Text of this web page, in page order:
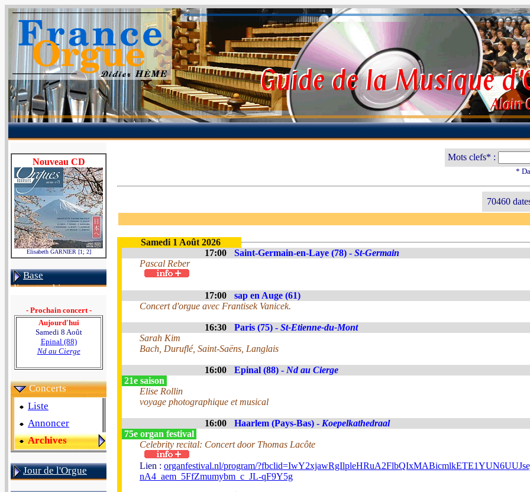
Nouveau CD
Elisabeth GARNIER [1; 2]
Base
discographique
- Prochain concert -
Aujourd'hui
Samedi 8 Août
Epinal (88)
Nd au Cierge
Concerts
Liste
Annoncer
Archives
Jour de l'Orgue
Mots clefs* :
*
70460
Samedi 1 Août 2026
17:00
Saint-Germain-en-Laye (78) - St-Germain
Pascal Reber
17:00
sap en Auge (61)
Concert d'orgue avec Frantisek Vanicek.
16:30 Paris (75) - St-Etienne-du-Mont
Sarah Kim
Bach, Duruflé, Saint-Saëns, Langlais
16:00 Epinal (88) - Nd au Cierge
21e saison
Elise Rollin
voyage photographique et musical
16:00 Haarlem (Pays-Bas) - Koepelkathedraal
75e organ festival
Celebrity recital: Concert door Thomas Lacôte
Lien : organfestival.nl/program/
nA4_aem_5FfZmumybm_c_JL-qF9Y5g